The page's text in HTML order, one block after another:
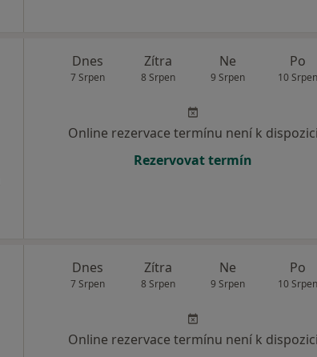
Dnes
7 Srpen
Zítra
8 Srpen
Ne
9 Srpen
Po
10 Srpen
Online rezervace termínu není k dispozici
Rezervovat termín
Dnes
7 Srpen
Zítra
8 Srpen
Ne
9 Srpen
Po
10 Srpen
Online rezervace termínu není k dispozici